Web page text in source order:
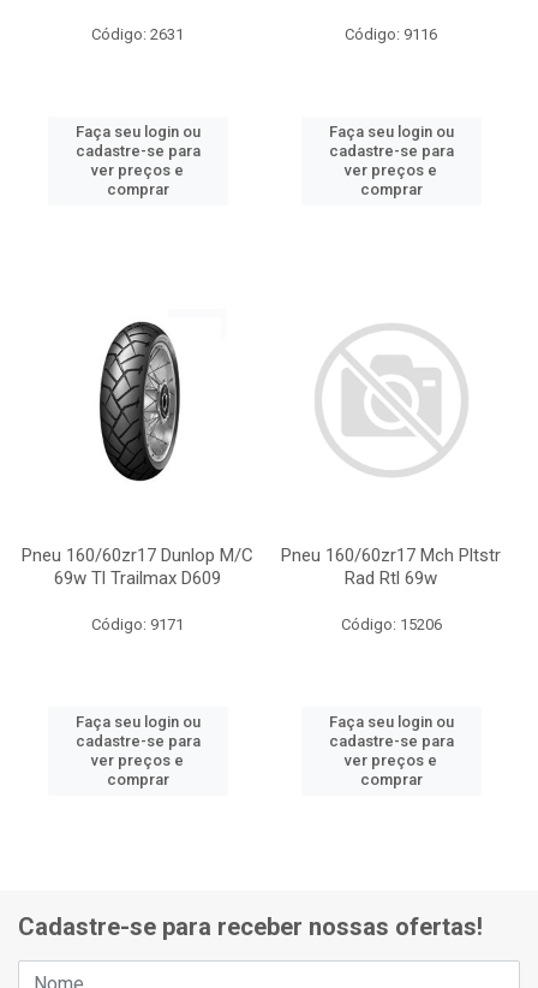
Código: 2631
Faça seu login ou
cadastre-se para
ver preços e
comprar
Código: 9116
Faça seu login ou
cadastre-se para
ver preços e
comprar
Pneu 160/60zr17 Dunlop M/C
69w Tl Trailmax D609
Código: 9171
Faça seu login ou
cadastre-se para
ver preços e
comprar
Pneu 160/60zr17 Mch Pltstr
Rad Rtl 69w
Código: 15206
Faça seu login ou
cadastre-se para
ver preços e
comprar
Cadastre-se para receber nossas ofertas!